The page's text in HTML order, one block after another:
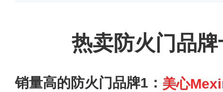
热卖防火门品
销量高的防火门品牌1： 美心